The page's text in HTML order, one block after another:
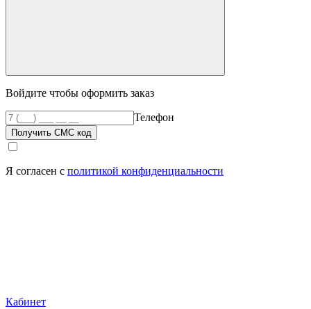
Войдите чтобы оформить заказ
Телефон
Получить СМС код
Я согласен с политикой конфиденциальности
Кабинет